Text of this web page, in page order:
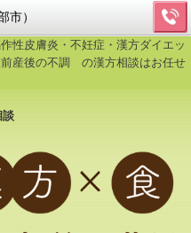
市）
性皮膚炎・不妊症・漢方ダイエッ
前産後の不調 の漢方相談はお任せ
談